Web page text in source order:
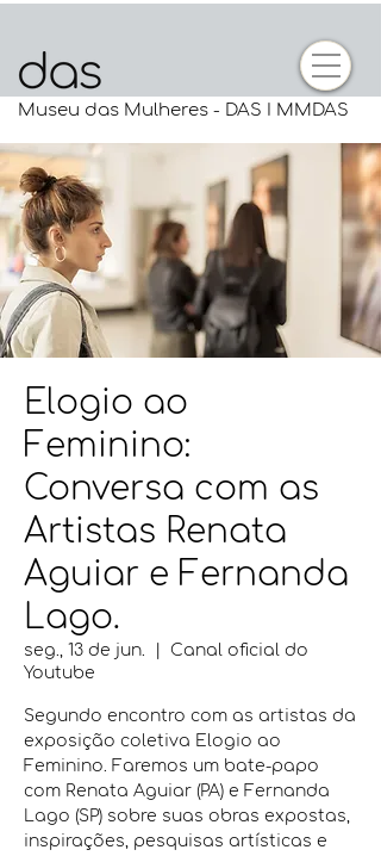
Museu das Mulheres - DAS I MMDAS
Elogio ao
Feminino:
Conversa com as
Artistas Renata
Aguiar e Fernanda
Lago.
seg., 13 de jun.
Canal oficial do
Youtube
Segundo encontro com as artistas da
exposição coletiva Elogio ao
Feminino. Faremos um bate-papo
com Renata Aguiar (PA) e Fernanda
Lago (SP) sobre suas obras expostas,
inspirações, pesquisas artísticas e